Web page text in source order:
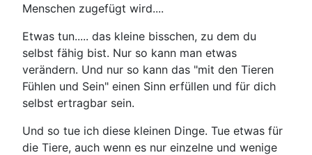
Menschen zugefügt wird....
Etwas tun..... das kleine bisschen, zu dem du
selbst fähig bist. Nur so kann man etwas
verändern. Und nur so kann das "mit den Tieren
Fühlen und Sein" einen Sinn erfüllen und für dich
selbst ertragbar sein.
Und so tue ich diese kleinen Dinge. Tue etwas für
die Tiere, auch wenn es nur einzelne und wenige